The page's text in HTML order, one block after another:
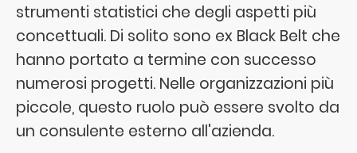
strumenti statistici che degli aspetti più
concettuali. Di solito sono ex Black Belt che
hanno portato a termine con successo
numerosi progetti. Nelle organizzazioni più
piccole, questo ruolo può essere svolto da
un consulente esterno all'azienda.